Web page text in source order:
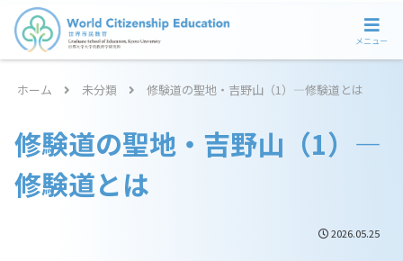
ホーム 未分類 修験道の聖地・吉野山（1）―修験道とは
修験道の聖地・吉野山（1）―
修験道とは
2026.05.25
メニュー